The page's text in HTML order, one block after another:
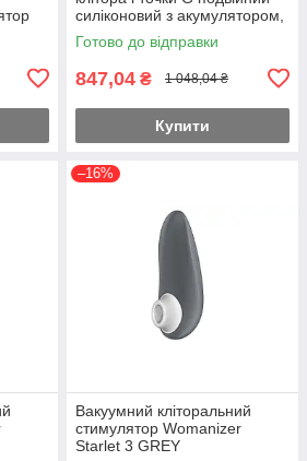
силіконовий з акумулятором,
стимулятор без дотику
жіночий потужний
Готово до відправки
847,04 ₴ 1 048,04 ₴
Купити
–16%
Вакуумний кліторальний
стимулятор Womanizer
Starlet 3 GREY